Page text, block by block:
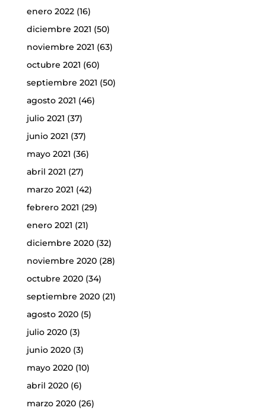
enero 2022(16)
diciembre 2021 (50)
noviembre 2021 (63)
octubre 2021 (60)
septiembre 2021 (50)
agosto 2021 (46)
julio 2021 (37)
junio 2021 (37)
mayo 2021 (36)
abril 2021 (27)
marzo 2021 (42)
febrero 2021 (29)
enero 2021 (21)
diciembre 2020(32)
noviembre 2020(28)
octubre 2020(34)
septiembre 2020(21)
agosto 2020(5)
julio 2020(3)
junio 2020(3)
mayo 2020(10)
abril 2020(6)
marzo 2020(26)